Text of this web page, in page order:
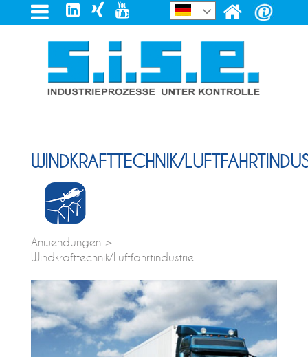
WINDKRAFTTECHNIK/
Anwendungen >
Windkrafttechnik/Luftfahrtindustrie